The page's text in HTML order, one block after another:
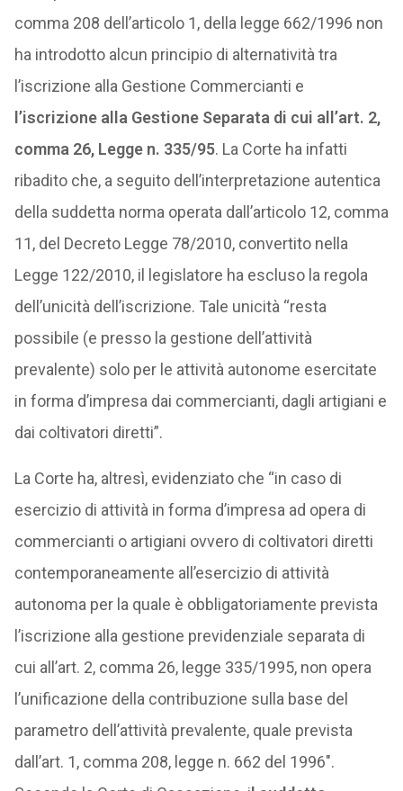
comma 208 dell’articolo 1, della legge 662/1996 non
ha introdotto alcun principio di alternatività tra
l’iscrizione alla Gestione Commercianti e
l’iscrizione alla Gestione Separata di cui all’art. 2,
comma 26, Legge n. 335/95. La Corte ha infatti
ribadito che, a seguito dell’interpretazione autentica
della suddetta norma operata dall’articolo 12, comma
11, del Decreto Legge 78/2010, convertito nella
Legge 122/2010, il legislatore ha escluso la regola
dell’unicità dell’iscrizione. Tale unicità “resta
possibile (e presso la gestione dell’attività
prevalente) solo per le attività autonome esercitate
in forma d’impresa dai commercianti, dagli artigiani e
dai coltivatori diretti”.
La Corte ha, altresì, evidenziato che “in caso di
esercizio di attività in forma d’impresa ad opera di
commercianti o artigiani ovvero di coltivatori diretti
contemporaneamente all’esercizio di attività
autonoma per la quale è obbligatoriamente prevista
l’iscrizione alla gestione previdenziale separata di
cui all’art. 2, comma 26, legge 335/1995, non opera
l’unificazione della contribuzione sulla base del
parametro dell’attività prevalente, quale prevista
dall’art. 1, comma 208, legge n. 662 del 1996″.